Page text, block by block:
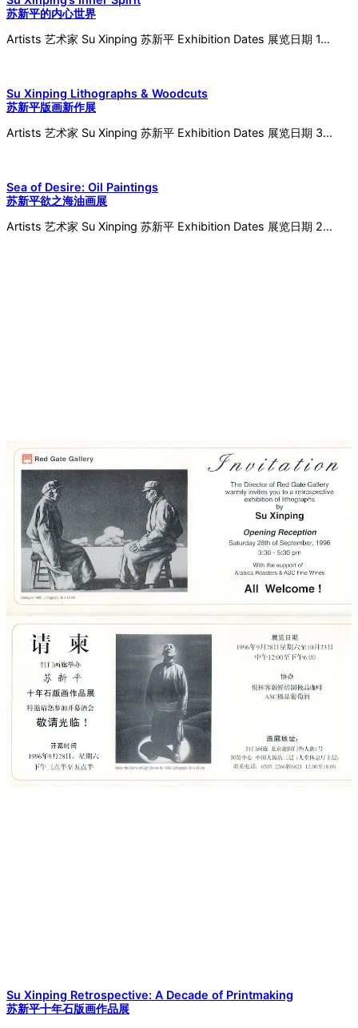
苏新平的内心世界
Artists 艺术家 Su Xinping 苏新平 Exhibition Dates 展览日期 1…
Su Xinping Lithographs & Woodcuts
苏新平版画新作展
Artists 艺术家 Su Xinping 苏新平 Exhibition Dates 展览日期 3…
Sea of Desire: Oil Paintings
苏新平欲之海油画展
Artists 艺术家 Su Xinping 苏新平 Exhibition Dates 展览日期 2…
Su Xinping Retrospective: A Decade of Printmaking
苏新平十年石版画作品展